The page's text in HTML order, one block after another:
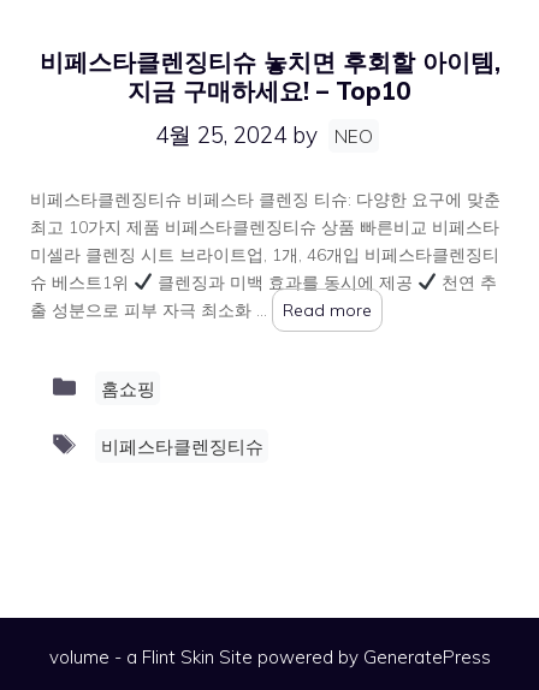
비페스타클렌징티슈 놓치면 후회할 아이템,
지금 구매하세요! – Top10
4월 25, 2024 by NEO
비페스타클렌징티슈 비페스타 클렌징 티슈: 다양한 요구에 맞춘
최고 10가지 제품 비페스타클렌징티슈 상품 빠른비교 비페스타
미셀라 클렌징 시트 브라이트업, 1개, 46개입 비페스타클렌징티
슈 베스트1위
클렌징과 미백 효과를 동시에 제공
천연 추
출 성분으로 피부 자극 최소화 …
Read more
Categories
홈쇼핑
Tags
비페스타클렌징티슈
volume - a Flint Skin Site powered by GeneratePress